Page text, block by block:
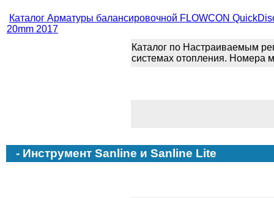
Каталог Арматуры балансировочной FLOWCON
20mm 2017
Каталог по Настраиваемым
системах отопления. Номера
- Инструмент Sanline и Sanline Lite